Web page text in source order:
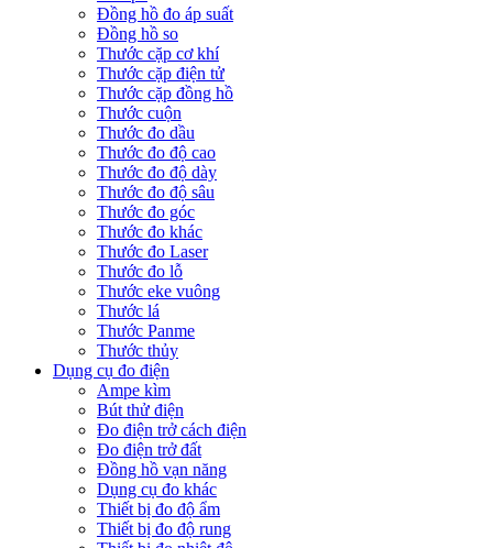
Đồng hồ đo áp suất
Đồng hồ so
Thước cặp cơ khí
Thước cặp điện tử
Thước cặp đồng hồ
Thước cuộn
Thước đo dầu
Thước đo độ cao
Thước đo độ dày
Thước đo độ sâu
Thước đo góc
Thước đo khác
Thước đo Laser
Thước đo lỗ
Thước eke vuông
Thước lá
Thước Panme
Thước thủy
Dụng cụ đo điện
Ampe kìm
Bút thử điện
Đo điện trở cách điện
Đo điện trở đất
Đồng hồ vạn năng
Dụng cụ đo khác
Thiết bị đo độ ẩm
Thiết bị đo độ rung